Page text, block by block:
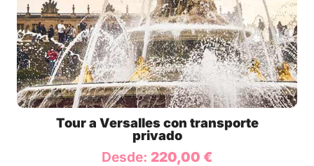
Tour a Versalles con transporte
privado
Desde: 220,00 €